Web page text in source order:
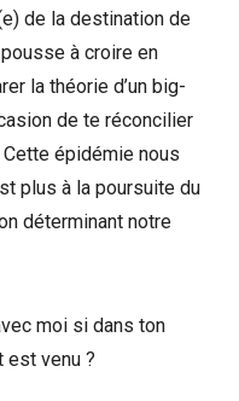
de la destination de
à croire en
la théorie d’un big-
de te réconcilier
épidémie nous
plus à la poursuite du
déterminant notre
moi si dans ton
venu ?